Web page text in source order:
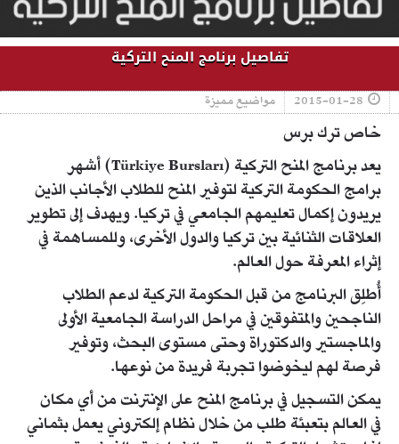
تفاصيل برنامج المنح التركية
2015-01-28 مواضيع مميزة
خاص ترك برس
يعد برنامج المنح التركية (Türkiye Bursları) أشهر
برامج الحكومة التركية لتوفير المنح للطلاب الأجانب الذين
يريدون إكمال تعليمهم الجامعي في تركيا. ويهدف إلى تطوير
العلاقات الثنائية بين تركيا والدول الأخرى، وللمساهمة في
إثراء المعرفة حول العالم.
أُطلِق البرنامج من قبل الحكومة التركية لدعم الطلاب
الناجحين والمتفوقين في مراحل الدراسة الجامعية الأولى
والماجستير والدكتوراة وحتى مستوى البحث، وتوفير
فرصة لهم ليخوضوا تجربة فريدة من نوعها.
يمكن التسجيل في برنامج المنح على الإنترنت من أي مكان
في العالم بتعبئة طلب من خلال نظام إلكتروني يعمل بثماني